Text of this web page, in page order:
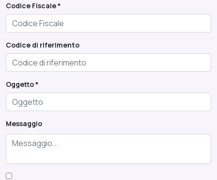
Codice Fiscale *
Codice di riferimento
Oggetto *
Messaggio